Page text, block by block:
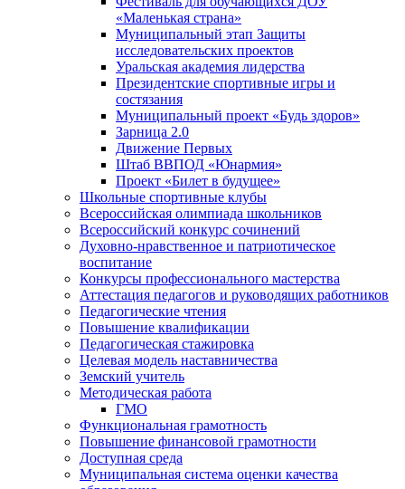
«Маленькая страна»
Муниципальный этап Защиты
исследовательских проектов
Уральская академия лидерства
Президентские спортивные игры и
состязания
Муниципальный проект «Будь здоров»
Зарница 2.0
Движение Первых
Штаб ВВПОД «Юнармия»
Проект «Билет в будущее»
Школьные спортивные клубы
Всероссийская олимпиада школьников
Всероссийский конкурс сочинений
Духовно-нравственное и патриотическое
воспитание
Конкурсы профессионального мастерства
Аттестация педагогов и руководящих работников
Педагогические чтения
Повышение квалификации
Педагогическая стажировка
Целевая модель наставничества
Земский учитель
Методическая работа
ГМО
Функциональная грамотность
Повышение финансовой грамотности
Доступная среда
Муниципальная система оценки качества